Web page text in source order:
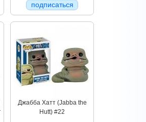
подписаться
Джабба Хатт (Jabba the
Hutt) #22